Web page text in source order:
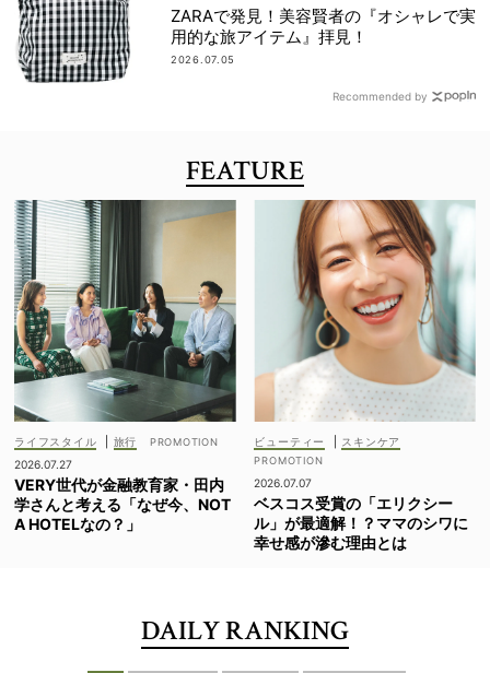
ZARAで発見！美容賢者の『オシャレで実
用的な旅アイテム』拝見！
2026.07.05
Recommended by
FEATURE
ライフスタイル
旅行
2026.07.27
VERY世代が金融教育家・田内
学さんと考える「なぜ今、NOT
A HOTELなの？」
ビューティー スキンケア
2026.07.07
ベスコス受賞の「エリクシー
ル」が最適解！？ママのシワに
幸せ感が滲む理由とは
DAILY RANKING